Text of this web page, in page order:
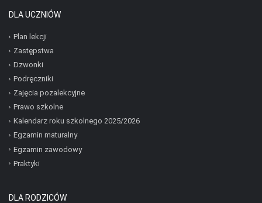
DLA UCZNIÓW
Plan lekcji
Zastępstwa
Dzwonki
Podręczniki
Zajęcia pozalekcyjne
Prawo szkolne
Kalendarz roku szkolnego 2025/2026
Egzamin maturalny
Egzamin zawodowy
Praktyki
DLA RODZICÓW